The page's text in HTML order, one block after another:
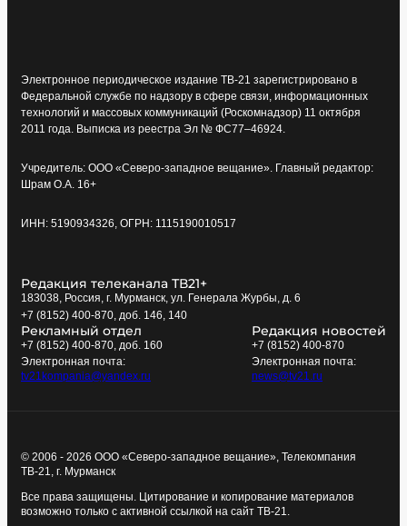
Электронное периодическое издание ТВ-21 зарегистрировано в
Федеральной службе по надзору в сфере связи, информационных
технологий и массовых коммуникаций (Роскомнадзор) 11 октября
2011 года. Выписка из реестра Эл № ФС77–46924.
Учредитель: ООО «Северо-западное вещание». Главный редактор:
Шрам О.А. 16+
ИНН: 5190934326, ОГРН: 1115190010517
Редакция телеканала ТВ21+
183038, Россия, г. Мурманск, ул. Генерала Журбы, д. 6
+7 (8152) 400-870, доб. 146, 140
Рекламный отдел
+7 (8152) 400-870, доб. 160
Электронная почта:
tv21kompania@yandex.ru
Редакция новостей
+7 (8152) 400-870
Электронная почта:
news@tv21.ru
© 2006 - 2026 ООО «Северо-западное вещание», Телекомпания
ТВ-21, г. Мурманск
Все права защищены. Цитирование и копирование материалов
возможно только с активной ссылкой на сайт ТВ-21.